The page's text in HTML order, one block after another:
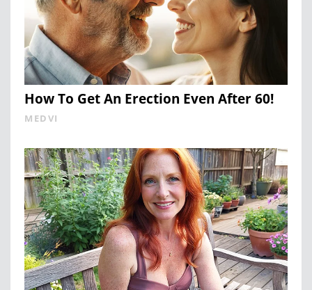
How To Get An Erection Even After 60!
MEDVI